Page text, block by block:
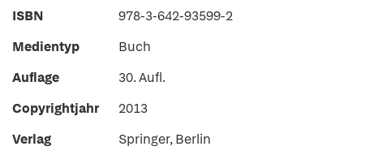
ISBN
978-3-642-93599-2
Medientyp
Buch
Auflage
30. Aufl.
Copyrightjahr
2013
Verlag
Springer, Berlin